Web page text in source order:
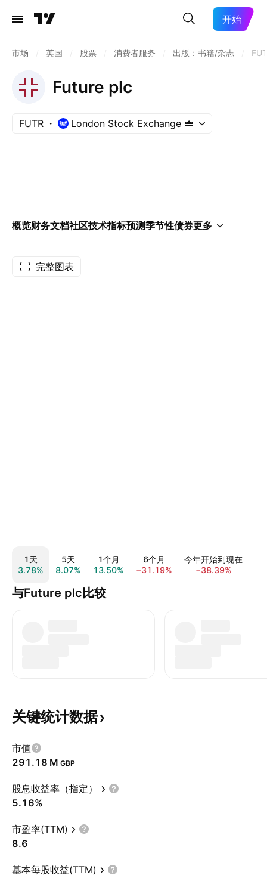
开始
市场 英国 股票 消费者服务 出版：书籍/杂志
Future plc
FUTR London Stock Exchange
概览财务文档社区技术指标预测季节性债券更多
完整图表
1天
3.78%
5天
8.07%
1个月
13.50%
6个月
−31.19%
今年开始到现在
−38.39%
与Future plc比较
关键统计数据
市值
‪291.18 M‬ GBP
股息收益率（指定）
5.16%
市盈率(TTM)
8.6
基本每股收益(TTM)